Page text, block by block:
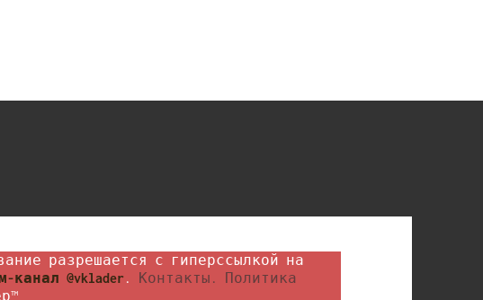
канал @vklader. Контакты.
Политика